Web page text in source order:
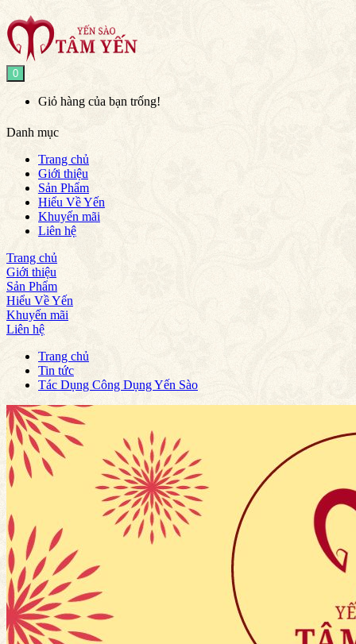
0
Giỏ hàng của bạn trống!
Danh mục
Trang chủ
Giới thiệu
Sản Phẩm
Hiểu Về Yến
Khuyến mãi
Liên hệ
Trang chủ
Giới thiệu
Sản Phẩm
Hiểu Về Yến
Khuyến mãi
Liên hệ
Trang chủ
Tin tức
Tác Dụng Công Dụng Yến Sào